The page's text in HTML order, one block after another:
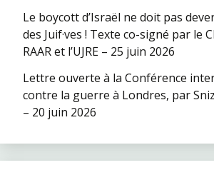
Le boycott d’Israël ne doit pas
des Juif·ves ! Texte co-signé par le
RAAR et l’UJRE – 25 juin 2026
Lettre ouverte à la Conférence
contre la guerre à Londres, par
– 20 juin 2026